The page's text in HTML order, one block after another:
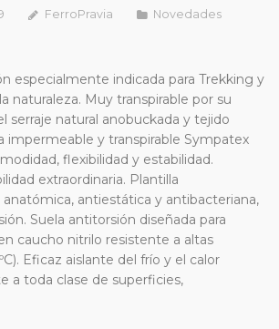
FerroPravia
Novedades
especialmente indicada para Trekking y
naturaleza. Muy transpirable por su
serraje natural anobuckada y tejido
impermeable y transpirable Sympatex
flexibilidad y estabilidad.
extraordinaria. Plantilla
antiestática y antibacteriana,
Suela antitorsión diseñada para
caucho nitrilo resistente a altas
Eficaz aislante del frío y el calor
a toda clase de superficies,